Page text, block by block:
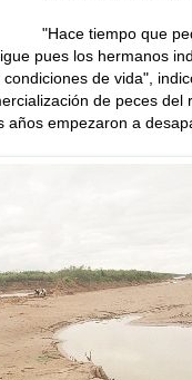
"Hace tiempo que
pues los hermanos
de vida",
de peces del
años empezaron a